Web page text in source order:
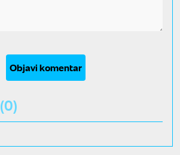
Objavi komentar
(0)